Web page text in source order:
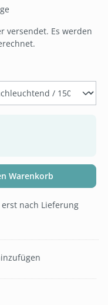
versendet. Es werden
gewünschten
Warenkorb
nach Lieferung